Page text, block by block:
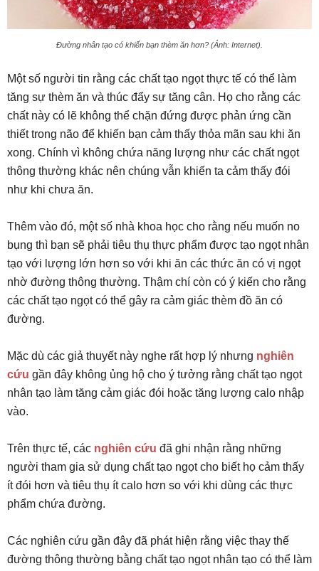
Đường nhân tạo có khiến bạn thèm ăn hơn? (Ảnh: Internet).
Một số người tin rằng các chất tạo ngọt thực tế có thể làm
tăng sự thèm ăn và thúc đẩy sự tăng cân. Họ cho rằng các
chất này có lẽ không thể chặn đứng được phản ứng cần
thiết trong não để khiến bạn cảm thấy thỏa mãn sau khi ăn
xong. Chính vì không chứa năng lượng như các chất ngọt
thông thường khác nên chúng vẫn khiến ta cảm thấy đói
như khi chưa ăn.
Thêm vào đó, một số nhà khoa học cho rằng nếu muốn no
bụng thì bạn sẽ phải tiêu thụ thực phẩm được tạo ngọt nhân
tạo với lượng lớn hơn so với khi ăn các thức ăn có vị ngọt
nhờ đường thông thường. Thậm chí còn có ý kiến cho rằng
các chất tạo ngọt có thể gây ra cảm giác thèm đồ ăn có
đường.
Mặc dù các giả thuyết này nghe rất hợp lý nhưng nghiên
cứu gần đây không ủng hộ cho ý tưởng rằng chất tạo ngọt
nhân tạo làm tăng cảm giác đói hoặc tăng lượng calo nhập
vào.
Trên thực tế, các nghiên cứu đã ghi nhận rằng những
người tham gia sử dụng chất tạo ngọt cho biết họ cảm thấy
ít đói hơn và tiêu thụ ít calo hơn so với khi dùng các thực
phẩm chứa đường.
Các nghiên cứu gần đây đã phát hiện rằng việc thay thế
đường thông thường bằng chất tạo ngọt nhân tạo có thể làm